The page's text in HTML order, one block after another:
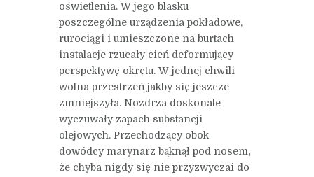
oświetlenia. W jego blasku
poszczególne urządzenia pokładowe,
rurociągi i umieszczone na burtach
instalacje rzucały cień deformujący
perspektywę okrętu. W jednej chwili
wolna przestrzeń jakby się jeszcze
zmniejszyła. Nozdrza doskonale
wyczuwały zapach substancji
olejowych. Przechodzący obok
dowódcy marynarz bąknął pod nosem,
że chyba nigdy się nie przyzwyczai do